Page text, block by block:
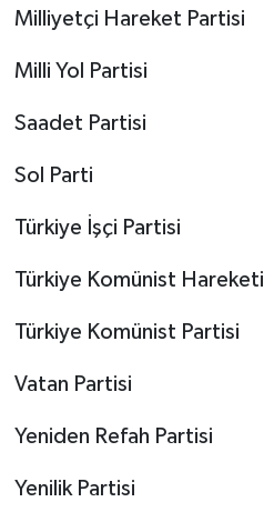
Milliyetçi Hareket Partisi
Milli Yol Partisi
Saadet Partisi
Sol Parti
Türkiye İşçi Partisi
Türkiye Komünist Hareketi
Türkiye Komünist Partisi
Vatan Partisi
Yeniden Refah Partisi
Yenilik Partisi